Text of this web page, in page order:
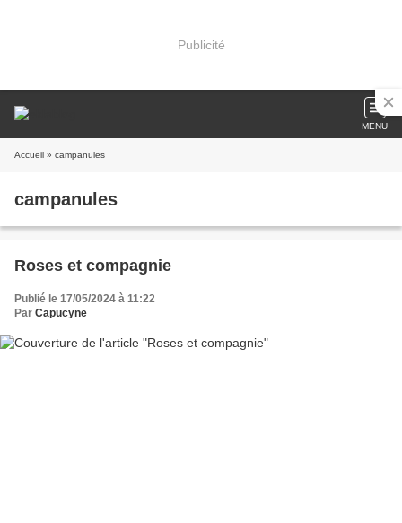
Publicité
MENU
Accueil » campanules
campanules
Roses et compagnie
Publié le 17/05/2024 à 11:22
Par Capucyne